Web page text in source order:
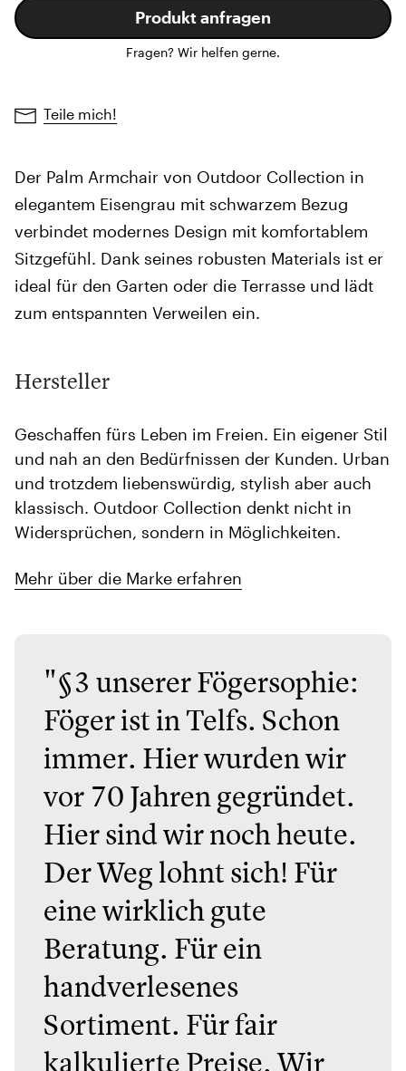
Produkt anfragen
Fragen? Wir helfen gerne.
Teile mich!
Der Palm Armchair von Outdoor Collection in
elegantem Eisengrau mit schwarzem Bezug
verbindet modernes Design mit komfortablem
Sitzgefühl. Dank seines robusten Materials ist er
ideal für den Garten oder die Terrasse und lädt
zum entspannten Verweilen ein.
Hersteller
Geschaffen fürs Leben im Freien. Ein eigener Stil
und nah an den Bedürfnissen der Kunden. Urban
und trotzdem liebenswürdig, stylish aber auch
klassisch. Outdoor Collection denkt nicht in
Widersprüchen, sondern in Möglichkeiten.
Mehr über die Marke erfahren
"§3 unserer Fögersophie:
Föger ist in Telfs. Schon
immer. Hier wurden wir
vor 70 Jahren gegründet.
Hier sind wir noch heute.
Der Weg lohnt sich! Für
eine wirklich gute
Beratung. Für ein
handverlesenes
Sortiment. Für fair
kalkulierte Preise. Wir